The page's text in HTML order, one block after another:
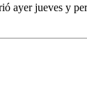
ayer jueves y